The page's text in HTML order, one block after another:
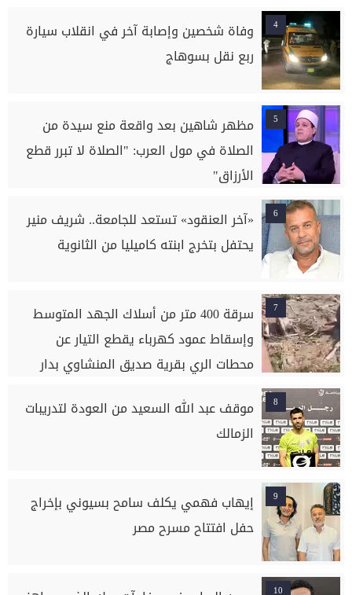
4
وفاة شخصين وإصابة آخر في انقلاب سيارة
ربع نقل بسوهاج
5
مظهر شاهين بعد واقعة منع سيدة من
الصلاة في مول العرب: "الصلاة لا تبرر قطع
الأرزاق"
6
«آخر العنقود» تستعد للجامعة.. شريف منير
يحتفل بتخرج ابنته كاميليا من الثانوية
7
سرقة 400 متر من أسلاك الجهد المتوسط
وإسقاط عمود كهرباء يقطع التيار عن
محطات الري بقرية صديق المنشاوي بدار
8
موقف عبد الله السعيد من العودة لتدريبات
الزمالك
9
إيهاب فهمي يكلف سامح بسيوني بإخراج
حفل افتتاح مسرح مصر
10